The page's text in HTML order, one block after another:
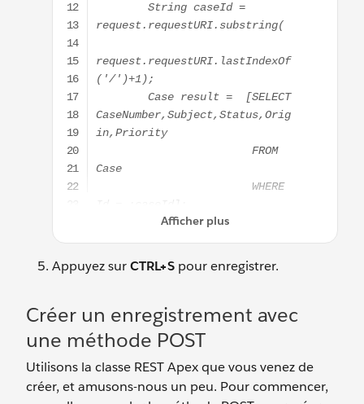
Appuyez surCTRL+S pour enregistrer.
Créer un enregistrement avec
une méthode POST
Utilisons la classe REST Apex que vous venez de
créer, et amusons-nous un peu. Pour commencer,